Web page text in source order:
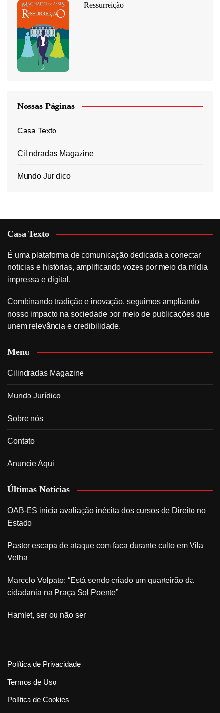
Ressurreição
Nossas Páginas
Casa Texto
Cilindradas Magazine
Mundo Juridico
Casa Texto
É uma plataforma de comunicação dedicada a conectar
notícias e histórias, amplificando vozes por meio da mídia
impressa e digital.
Combinando tradição e inovação, seguimos ampliando
nosso impacto na sociedade por meio de publicações que
unem relevância e credibilidade.
Menu
Cilindradas Magazine
Mundo Jurídico
Sobre nós
Contato
Anuncie Aqui
Últimas Notícias
OAB-ES inicia avaliação inédita dos cursos de Direito no
Estado
Pastor escapa de ataque com faca durante culto em Vila
Velha
Marcelo Volpato: “Está sendo criado um quarteirão da
cidadania na Praça Sol Poente”
Hamlet, ser ou não ser
Política de Privacidade
Termos de Uso
Política de Cookies